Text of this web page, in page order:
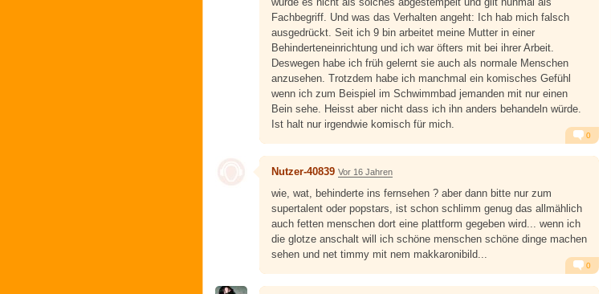
Fachbegriff. Und was das Verhalten angeht: Ich hab mich falsch
ausgedrückt. Seit ich 9 bin arbeitet meine Mutter in einer
Behinderteneinrichtung und ich war öfters mit bei ihrer Arbeit.
Deswegen habe ich früh gelernt sie auch als normale Menschen
anzusehen. Trotzdem habe ich manchmal ein komisches Gefühl
wenn ich zum Beispiel im Schwimmbad jemanden mit nur einen
Bein sehe. Heisst aber nicht dass ich ihn anders behandeln würde.
Ist halt nur irgendwie komisch für mich.
Alarm Antworten
0
Nutzer-40839 Vor 16 Jahren
wie, wat, behinderte ins fernsehen ? aber dann bitte nur zum
supertalent oder popstars, ist schon schlimm genug das allmählich
auch fetten menschen dort eine plattform gegeben wird... wenn ich
die glotze anschalt will ich schöne menschen schöne dinge machen
sehen und net timmy mit nem makkaronibild...
Alarm Antworten
0